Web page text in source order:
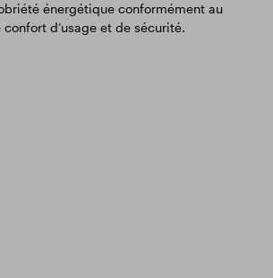
énergétique conformément au
d’usage et de sécurité.